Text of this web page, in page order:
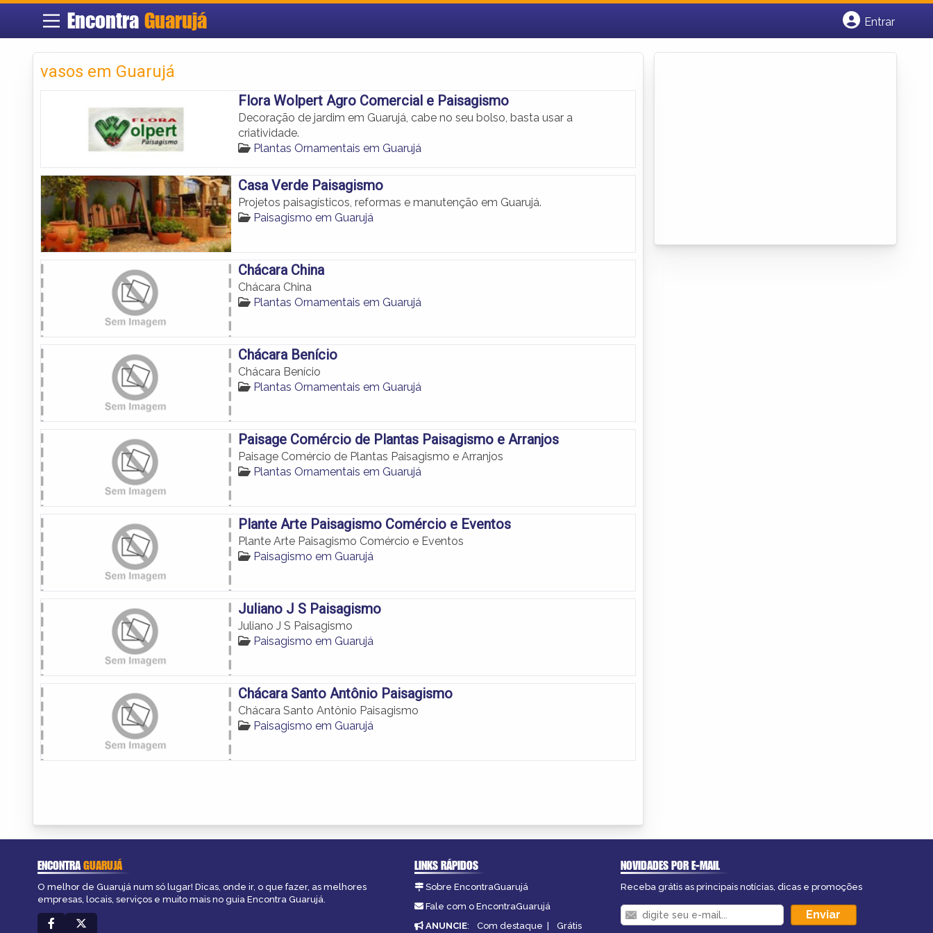
EncontraGuarujá
Entrar
vasos em Guarujá
Flora Wolpert Agro Comercial e Paisagismo
Decoração de jardim em Guarujá, cabe no seu bolso, basta usar a
criatividade.
Plantas Ornamentais em Guarujá
Casa Verde Paisagismo
Projetos paisagísticos, reformas e manutenção em Guarujá.
Paisagismo em Guarujá
Chácara China
Chácara China
Plantas Ornamentais em Guarujá
Chácara Benício
Chácara Benício
Plantas Ornamentais em Guarujá
Paisage Comércio de Plantas Paisagismo e Arranjos
Paisage Comércio de Plantas Paisagismo e Arranjos
Plantas Ornamentais em Guarujá
Plante Arte Paisagismo Comércio e Eventos
Plante Arte Paisagismo Comércio e Eventos
Paisagismo em Guarujá
Juliano J S Paisagismo
Juliano J S Paisagismo
Paisagismo em Guarujá
Chácara Santo Antônio Paisagismo
Chácara Santo Antônio Paisagismo
Paisagismo em Guarujá
ENCONTRAGUARUJÁ
O melhor de Guarujá num só lugar! Dicas, onde ir, o que fazer, as melhores
empresas, locais, serviços e muito mais no guia Encontra Guarujá.
LINKS RÁPIDOS
Sobre EncontraGuarujá
Fale com o EncontraGuarujá
ANUNCIE: Com destaque | Grátis
NOVIDADES POR E-MAIL
Receba grátis as principais notícias, dicas e promoções